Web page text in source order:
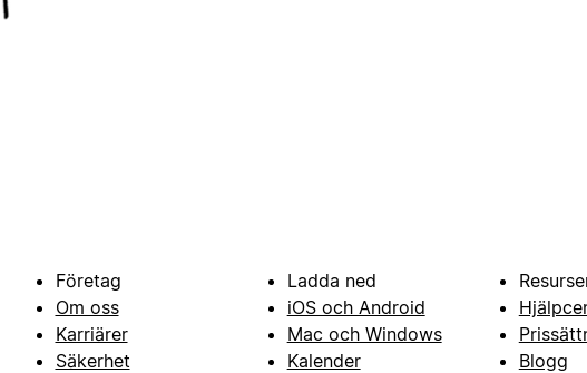
Företag
Om oss
Karriärer
Säkerhet
Ladda ned
iOS och Android
Mac och Windows
Kalender
Blogg